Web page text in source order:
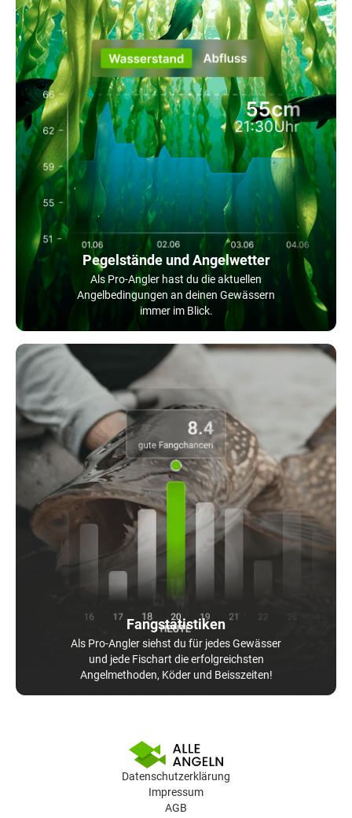
Pegelstände und Angelwetter
Als Pro-Angler hast du die aktuellen
Angelbedingungen an deinen Gewässern
immer im Blick.
Fangstatistiken
Als Pro-Angler siehst du für jedes Gewässer
und jede Fischart die erfolgreichsten
Angelmethoden, Köder und Beisszeiten!
Datenschutzerklärung
Impressum
AGB